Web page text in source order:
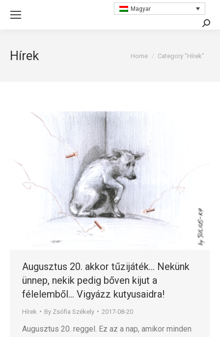
Magyar
Hírek You are here:
Home Category "Hírek"
Augusztus 20. akkor tűzijáték… Nekünk
ünnep, nekik pedig bőven kijut a
félelemből… Vigyázz kutyusaidra!
Hírek By Zsófia Székely 2017-08-20
Augusztus 20. reggel. Ez az a nap, amikor minden